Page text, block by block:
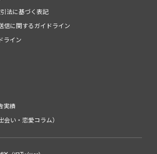
法に基づく表記
信に関するガイドライン
ライン
実績
会い・恋愛コラム）